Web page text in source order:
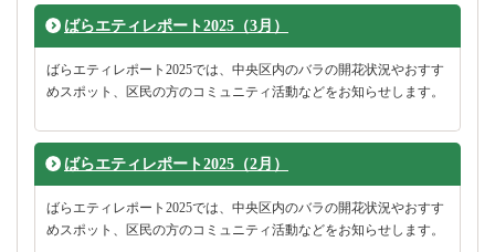
ばらエティレポート2025（3月）
ばらエティレポート2025では、中央区内のバラの開花状況やおすす
めスポット、区民の方のコミュニティ活動などをお知らせします。
ばらエティレポート2025（2月）
ばらエティレポート2025では、中央区内のバラの開花状況やおすす
めスポット、区民の方のコミュニティ活動などをお知らせします。